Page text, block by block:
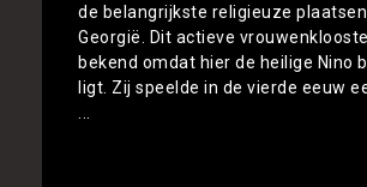
de belangrijkste religieuze
Georgië. Dit actieve
bekend omdat hier de heilige Nino
ligt. Zij speelde in de vierde eeuw